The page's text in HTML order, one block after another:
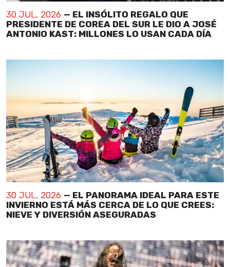
30 JUL, 2026 — EL INSÓLITO REGALO QUE
PRESIDENTE DE COREA DEL SUR LE DIO A JOSÉ
ANTONIO KAST: MILLONES LO USAN CADA DÍA
30 JUL, 2026 — EL PANORAMA IDEAL PARA ESTE
INVIERNO ESTÁ MÁS CERCA DE LO QUE CREES:
NIEVE Y DIVERSIÓN ASEGURADAS